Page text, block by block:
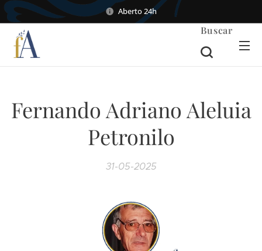
Aberto 24h
Buscar
Fernando Adriano Aleluia
Petronilo
31-05-2025